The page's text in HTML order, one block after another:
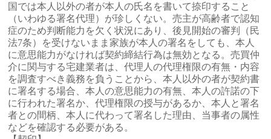
国では本人以外の者が本人の氏名を書いて捺印すること
（いわゆる署名代理）が珍しくない。売主が高齢者で認知
症のため判断能力を欠く状況にあり、後見開始の審判（民
法7条）を受けないまま家族が本人の署名をしても、本人
に意思能力がなければ契約締結行為は無効となる。売買仲
介に関与する宅建業者は、代理人の代理権限の有無・内容
を調査すべき義務を負うことから、本人以外の者が契約書
に署名する場合、本人の意思能力の有無、本人の許諾の下
に行われた署名か、代理権限の授与があるか、本人と署名
者との間柄、本人に代わって署名した理由、当事者の属性
などを確認する必要がある。